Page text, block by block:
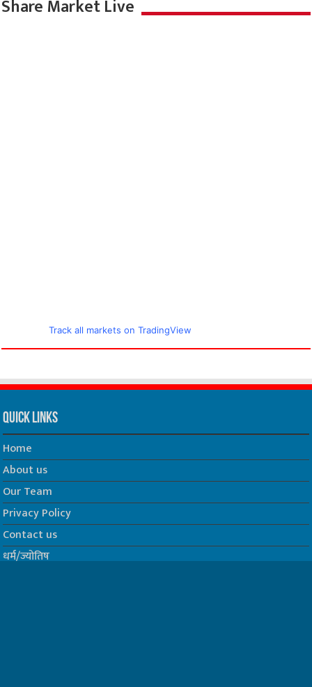
Share Market Live
Track all markets on TradingView
Quick Links
Home
About us
Our Team
Privacy Policy
Contact us
धर्म/ज्योतिष